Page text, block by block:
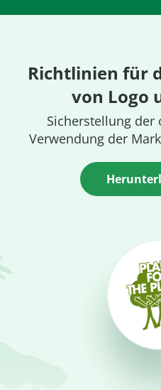
Richtlinien für
von Logo
Sicherstellung der
Verwendung der